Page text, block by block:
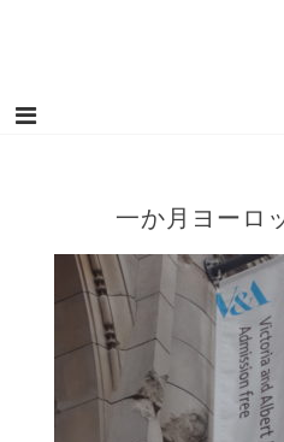
一か月ヨーロ